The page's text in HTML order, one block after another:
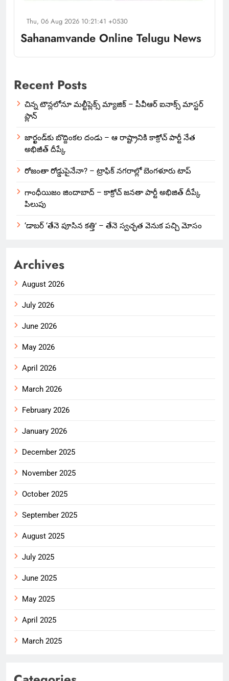
Thu, 06 Aug 2026 10:21:41 +0530
Sahanamvande Online Telugu News
Recent Posts
చిన్న టౌన్లలోనూ మల్టీప్లెక్స్‌ మ్యాజిక్ – పీవీఆర్ ఐనాక్స్ మాస్టర్
ప్లాన్
జార్ఖండ్‌కు బొద్దింకల దండు – ఆ రాష్ట్రానికి కాక్రోచ్ పార్టీ నేత
అభిజీత్ దీప్కే
రోజంతా రోడ్డుపైనేనా? – ట్రాఫిక్ నగరాల్లో బెంగళూరు టాప్
గాంధీయిజం జిందాబాద్ – కాక్రోచ్ జనతా పార్టీ అభిజిత్ దీప్కే
పిలుపు
‘డాబర్ ‘తేనె పూసిన కత్తి’ – తేనె స్వచ్ఛత వెనుక పచ్చి మోసం
Archives
August 2026
July 2026
June 2026
May 2026
April 2026
March 2026
February 2026
January 2026
December 2025
November 2025
October 2025
September 2025
August 2025
July 2025
June 2025
May 2025
April 2025
March 2025